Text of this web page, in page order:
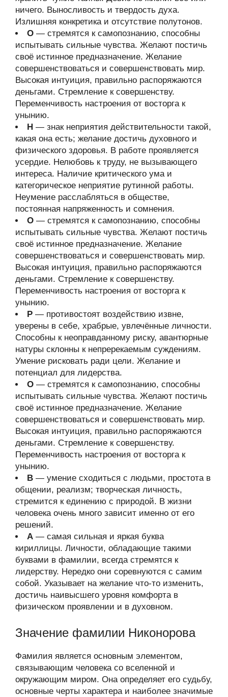
ничего. Выносливость и твердость духа.
Излишняя конкретика и отсутствие полутонов.
О — стремятся к самопознанию, способны
испытывать сильные чувства. Желают постичь
своё истинное предназначение. Желание
совершенствоваться и совершенствовать мир.
Высокая интуиция, правильно распоряжаются
деньгами. Стремление к совершенству.
Переменчивость настроения от восторга к
унынию.
Н — знак неприятия действительности такой,
какая она есть; желание достичь духовного и
физического здоровья. В работе проявляется
усердие. Нелюбовь к труду, не вызывающего
интереса. Наличие критического ума и
категорическое неприятие рутинной работы.
Неумение расслабляться в обществе,
постоянная напряженность и сомнения.
О — стремятся к самопознанию, способны
испытывать сильные чувства. Желают постичь
своё истинное предназначение. Желание
совершенствоваться и совершенствовать мир.
Высокая интуиция, правильно распоряжаются
деньгами. Стремление к совершенству.
Переменчивость настроения от восторга к
унынию.
Р — противостоят воздействию извне,
уверены в себе, храбрые, увлечённые личности.
Способны к неоправданному риску, авантюрные
натуры склонны к непререкаемым суждениям.
Умение рисковать ради цели. Желание и
потенциал для лидерства.
О — стремятся к самопознанию, способны
испытывать сильные чувства. Желают постичь
своё истинное предназначение. Желание
совершенствоваться и совершенствовать мир.
Высокая интуиция, правильно распоряжаются
деньгами. Стремление к совершенству.
Переменчивость настроения от восторга к
унынию.
В — умение сходиться с людьми, простота в
общении, реализм; творческая личность,
стремится к единению с природой. В жизни
человека очень много зависит именно от его
решений.
А — самая сильная и яркая буква
кириллицы. Личности, обладающие такими
буквами в фамилии, всегда стремятся к
лидерству. Нередко они соревнуются с самим
собой. Указывает на желание что-то изменить,
достичь наивысшего уровня комфорта в
физическом проявлении и в духовном.
Значение фамилии Никонорова
Фамилия является основным элементом,
связывающим человека со вселенной и
окружающим миром. Она определяет его судьбу,
основные черты характера и наиболее значимые